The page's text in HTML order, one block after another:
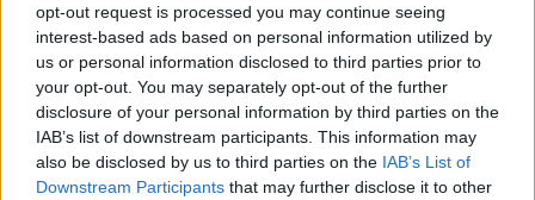
opt-out request is processed you may continue seeing
interest-based ads based on personal information utilized by
us or personal information disclosed to third parties prior to
your opt-out. You may separately opt-out of the further
disclosure of your personal information by third parties on the
IAB’s list of downstream participants. This information may
also be disclosed by us to third parties on the IAB’s List of
Downstream Participants that may further disclose it to other